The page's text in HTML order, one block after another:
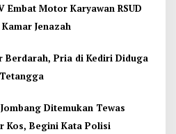
Embat Motor Karyawan RSUD
Jenazah
Berdarah, Pria di Kediri Diduga
Ditemukan Tewas
Kos, Begini Kata Polisi